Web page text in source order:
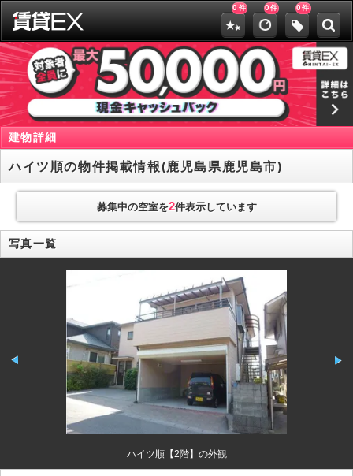
0 件 0件 0件
建物詳細
ハイツ順の物件掲載情報(鹿児島県鹿児島市)
募集中の空室を2件表示しています
写真一覧
ハイツ順【2階】の外観